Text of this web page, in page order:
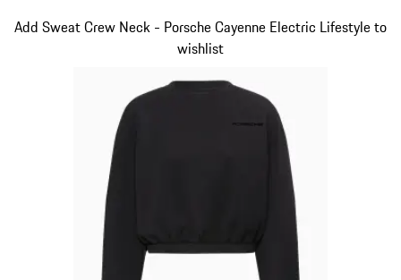
Add Sweat Crew Neck - Porsche Cayenne Electric Lifestyle to
wishlist
Slide 11 von 15